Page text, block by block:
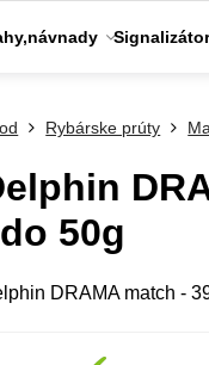
Rybárske prúty
50g
DRAMA match -